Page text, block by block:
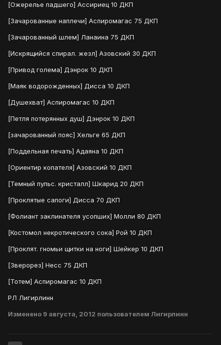
[Ожерелье падшего] Ассириец 10 ДКП
[Зачарованные наплечи] Аспиромагас 75 ДКП
[Зачарованный шлем] Ланаина 75 ДКП
[Искрящийся спирал. жезл] Азовский 30 ДКП
[Привод голема] Дэнрок 10 ДКП
[Маяк водорожденных] Дисса 10 ДКП
[Душехват] Аспиромагас 10 ДКП
[Петля потерянных душ] Дэнрок 10 ДКП
[зачарованный пояс] Хельге 65 ДКП
[Поддельная печать] Адаяна 10 ДКП
[Ориентир копателя] Азовский 10 ДКП
[Темный пульс. кристалл] Шкарид 20 ДКП
[Проклятые сапоги] Дисса 70 ДКП
[Фолиант заклинателя усопших] Молли 80 ДКП
[Костомол некротического сока] Рой 10 ДКП
[Проклят. гномьи щитки на ноги] Шейкер 10 ДКП
[Зверорез] Несс 75 ДКП
[Тотем] Аспиромагас 10 ДКП
РЛ Лигирлинн
Изменено 9 августа, 2012 пользователем Лигирлинн